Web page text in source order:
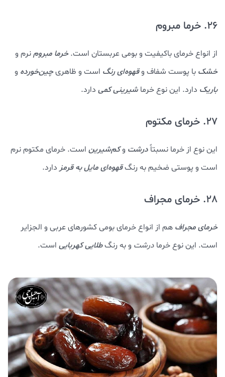
26. خرما مبروم
از انواع خرمای باکیفیت و بومی عربستان است.خرما مبرومنرم و
خشک با پوست شفاف وقهوه‌ای رنگ است و ظاهریچین‌خورده و
باریک دارد. این نوع خرما شیرینی کمی دارد.
27. خرمای مکتوم
این نوع از خرما نسبتاًدرشت وکم‌شیرین است. خرمای مکتوم نرم
است و پوستی ضخیم به رنگقهوه‌ای مایل به قرمز دارد.
28. خرمای مجراف
خرمای مجراف هم از انواع خرمای بومی کشورهای عربی و الجزایر
است. این نوع خرما درشت و به رنگطلایی کهربایی است.